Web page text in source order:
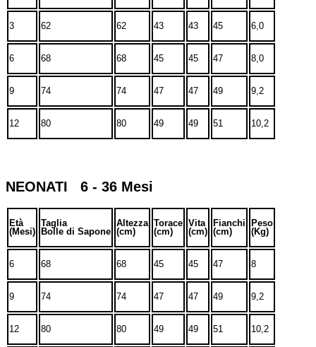
3 62 62 43 43 45 6,0
6 68 68 45 45 47 8,0
9 74 74 47 47 49 9,2
12 80 80 49 49 51 10,2
NEONATI 6 - 36 Mesi
Età
(Mesi)
Taglia
Bolle di Sapone
Altezza
(cm)
Torace
(cm)
Vita
(cm)
Fianchi
(cm)
Peso
(Kg)
6 68 68 45 45 47 8
9 74 74 47 47 49 9,2
12 80 80 49 49 51 10,2